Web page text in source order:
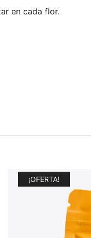
en cada flor.
¡OFERTA!